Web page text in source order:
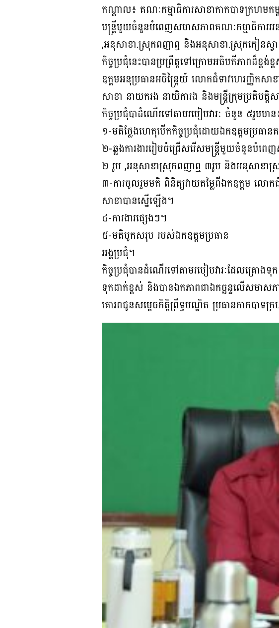
កណ្ដាល៖ គណៈកម្មាធិការសាខាកាកបាទក្រហមកម្
មន្ត្រីមួយចំនួនបំពេញសមាសភាពគណៈកម្មាធិការអ
,អនុសាខា.ស្រុកពញាឮ និងអនុសាខា.ស្រុកកៀនស្វ
កិច្ចប្រជុំនេះបានប្រព្រឹត្តទៅក្រោមអធិបតីភាពដ៏ខ្
ឧត្តមអនុប្រធានអចិន្ត្រៃយ៍ លោកជំទាវហេរញ្ញិ
សាខា នាយករង នាយិការង និងមន្ត្រីក្រុមប្រតិប
កិច្ចប្រជុំបាដំណើរទៅតាមរបៀបវារៈ ចំនួន ៥រួមមាន
១-មតិថ្លែងហេតុបើកកិច្ចប្រជុំដោយឯកឧត្តមប្រធាន
២-ឆ្លងការងាររៀបចំជ្រើសរើសមន្ត្រីមួយចំនួនបំ
២ រូប ,អនុសាខាស្រុកពញាឮ ៣រូប និងអនុសាខ
៣-ការចូលរួមមតិ ពិនិត្យវាយតម្លៃពីឯកឧត្តម ល
សាខាបានស្នើឡើង។
៤-ការងារផ្សេងៗ។
៥-មតិបូកសរុប របស់ឯកឧត្តមប្រធាន
អង្គប្រជុំ។
កិច្ចប្រជុំបានដំណើរទៅតាមរបៀបវារៈដែលគ្រោ
ទុកដាក់ខ្ពស់ និងបានឯកភាពជាឯកច្ឆន្ទលើសមា
គោរពជូនសម្តេចកិត្តិព្រឹទ្ធបណ្ឌិត ប្រធានកាកបាទក្